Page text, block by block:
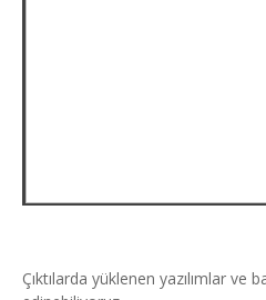
Çıktılarda yüklenen yazılımlar ve